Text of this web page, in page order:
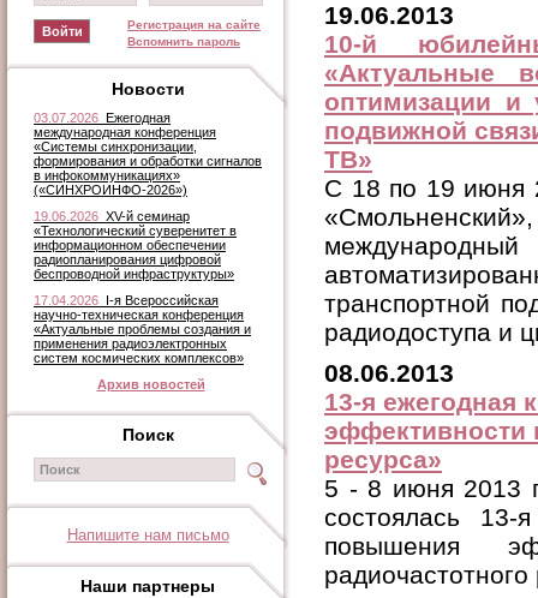
Регистрация на сайте
Вспомнить пароль
Новости
03.07.2026 Ежегодная
международная конференция
«Системы синхронизации,
формирования и обработки сигналов
в инфокоммуникациях»
(«СИНХРОИНФО-2026»)
19.06.2026 XV-й семинар
«Технологический суверенитет в
информационном обеспечении
радиопланирования цифровой
беспроводной инфраструктуры»
17.04.2026 I-я Всероссийская
научно-техническая конференция
«Актуальные проблемы создания и
применения радиоэлектронных
систем космических комплексов»
Архив новостей
Поиск
Напишите нам письмо
Наши партнеры
19.06.2013
10-й
«Актуальные
оптимизации и
подвижной
ТВ»
C 18 по 19 июня
транспортной
радиодоступа и
08.06.2013
13-я
эффективности
ресурса»
5 - 8 июня 2013
состоялась 13-
повышения